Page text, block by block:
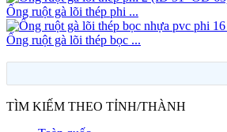
Ống ruột gà lõi thép phi ...
Ống ruột gà lõi thép bọc ...
TÌM KIẾM THEO TỈNH/THÀNH